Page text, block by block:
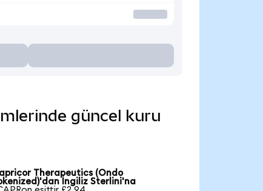
güncel kuru
Therapeutics (Ondo
İngiliz Sterlini'na